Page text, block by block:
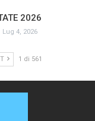
2026
Lug 4, 2026
1 di 561